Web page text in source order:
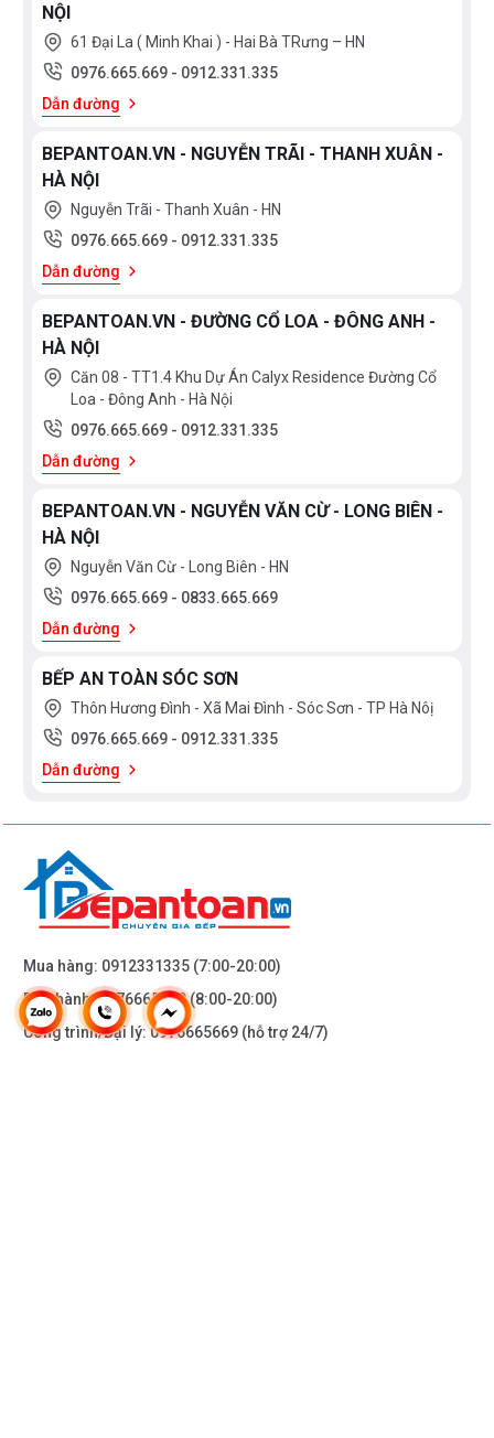
NỘI
61 Đại La ( Minh Khai ) - Hai Bà TRưng – HN
0976.665.669 - 0912.331.335
Dẫn đường
BEPANTOAN.VN - NGUYỄN TRÃI - THANH XUÂN -
HÀ NỘI
Nguyễn Trãi - Thanh Xuân - HN
0976.665.669 - 0912.331.335
Dẫn đường
BEPANTOAN.VN - ĐƯỜNG CỔ LOA - ĐÔNG ANH -
HÀ NỘI
Căn 08 - TT1.4 Khu Dự Án Calyx Residence Đường Cổ
Loa - Đông Anh - Hà Nội
0976.665.669 - 0912.331.335
Dẫn đường
BEPANTOAN.VN - NGUYỄN VĂN CỪ - LONG BIÊN -
HÀ NỘI
Nguyễn Văn Cừ - Long Biên - HN
0976.665.669 - 0833.665.669
Dẫn đường
BẾP AN TOÀN SÓC SƠN
Thôn Hương Đình - Xã Mai Đình - Sóc Sơn - TP Hà Nôị
0976.665.669 - 0912.331.335
Dẫn đường
Mua hàng: 0912331335 (7:00-20:00)
Bảo hành:0976665669(8:00-20:00)
Công trình/Đại lý:0976665669 (hỗ trợ 24/7)